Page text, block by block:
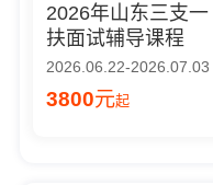
2026年山东三支一
扶面试辅导课程
2026.06.22-2026.07.03
3800元起